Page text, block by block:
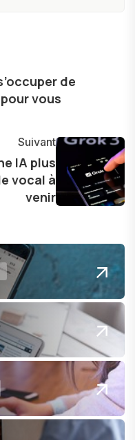
de ces
également à
de la
et à
de
vous
Suivant
IA plus
vocal à
venir